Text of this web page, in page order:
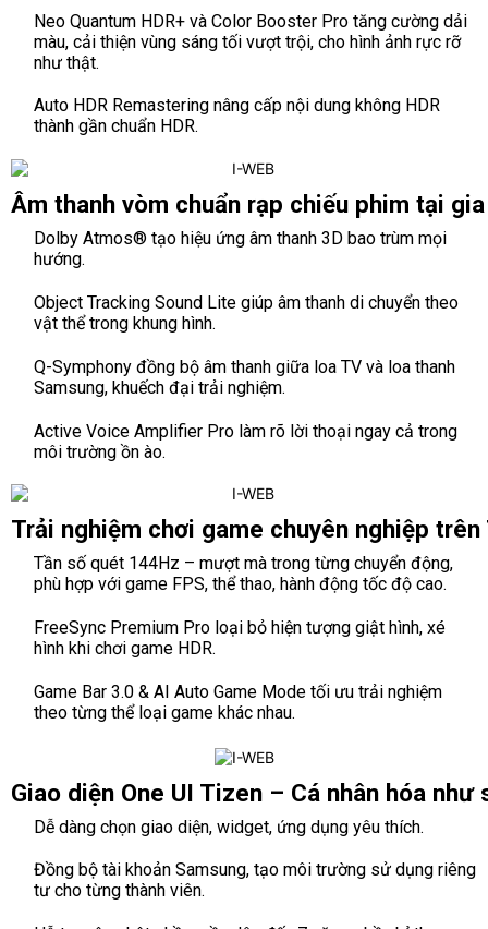
Neo Quantum HDR+ và Color Booster Pro tăng cường dải
màu, cải thiện vùng sáng tối vượt trội, cho hình ảnh rực rỡ
như thật.
Auto HDR Remastering nâng cấp nội dung không HDR
thành gần chuẩn HDR.
Âm thanh vòm chuẩn rạp chiếu phim tại gia
Dolby Atmos® tạo hiệu ứng âm thanh 3D bao trùm mọi
hướng.
Object Tracking Sound Lite giúp âm thanh di chuyển theo
vật thể trong khung hình.
Q-Symphony đồng bộ âm thanh giữa loa TV và loa thanh
Samsung, khuếch đại trải nghiệm.
Active Voice Amplifier Pro làm rõ lời thoại ngay cả trong
môi trường ồn ào.
Trải nghiệm chơi game chuyên nghiệp trên
Tần số quét 144Hz – mượt mà trong từng chuyển động,
phù hợp với game FPS, thể thao, hành động tốc độ cao.
FreeSync Premium Pro loại bỏ hiện tượng giật hình, xé
hình khi chơi game HDR.
Game Bar 3.0 & AI Auto Game Mode tối ưu trải nghiệm
theo từng thể loại game khác nhau.
Giao diện One UI Tizen – Cá nhân hóa như
Dễ dàng chọn giao diện, widget, ứng dụng yêu thích.
Đồng bộ tài khoản Samsung, tạo môi trường sử dụng riêng
tư cho từng thành viên.